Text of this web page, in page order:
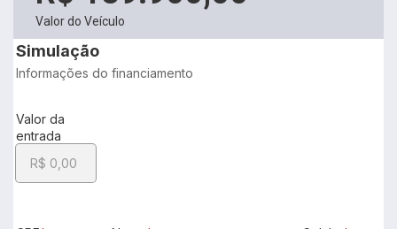
Valor do Veículo